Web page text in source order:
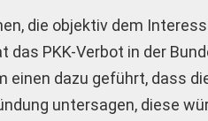
die objektiv dem
das PKK-Verbot in der
einen dazu geführt, dass
untersagen, diese